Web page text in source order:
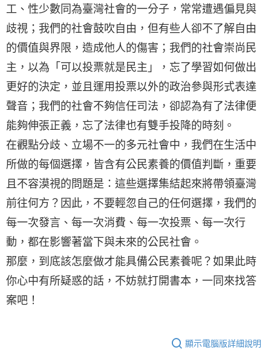
工、性少數同為臺灣社會的一分子，常常遭遇偏見與
歧視；我們的社會鼓吹自由，但有些人卻不了解自由
的價值與界限，造成他人的傷害；我們的社會崇尚民
主，以為「可以投票就是民主」，忘了學習如何做出
更好的決定，並且運用投票以外的政治參與形式表達
聲音；我們的社會不夠信任司法，卻認為有了法律便
能夠伸張正義，忘了法律也有雙手投降的時刻。
在觀點分歧、立場不一的多元社會中，我們在生活中
所做的每個選擇，皆含有公民素養的價值判斷，重要
且不容漠視的問題是：這些選擇集結起來將帶領臺灣
前往何方？因此，不要輕忽自己的任何選擇，我們的
每一次發言、每一次消費、每一次投票、每一次行
動，都在影響著當下與未來的公民社會。
那麼，到底該怎麼做才能具備公民素養呢？如果此時
你心中有所疑惑的話，不妨就打開書本，一同來找答
案吧！
顯示電腦版詳細說明